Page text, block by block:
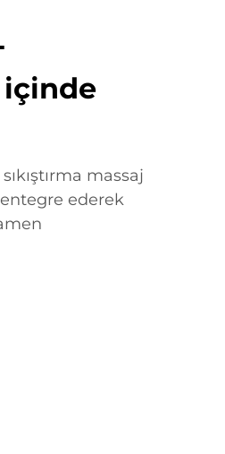
içinde
massaj
ederek